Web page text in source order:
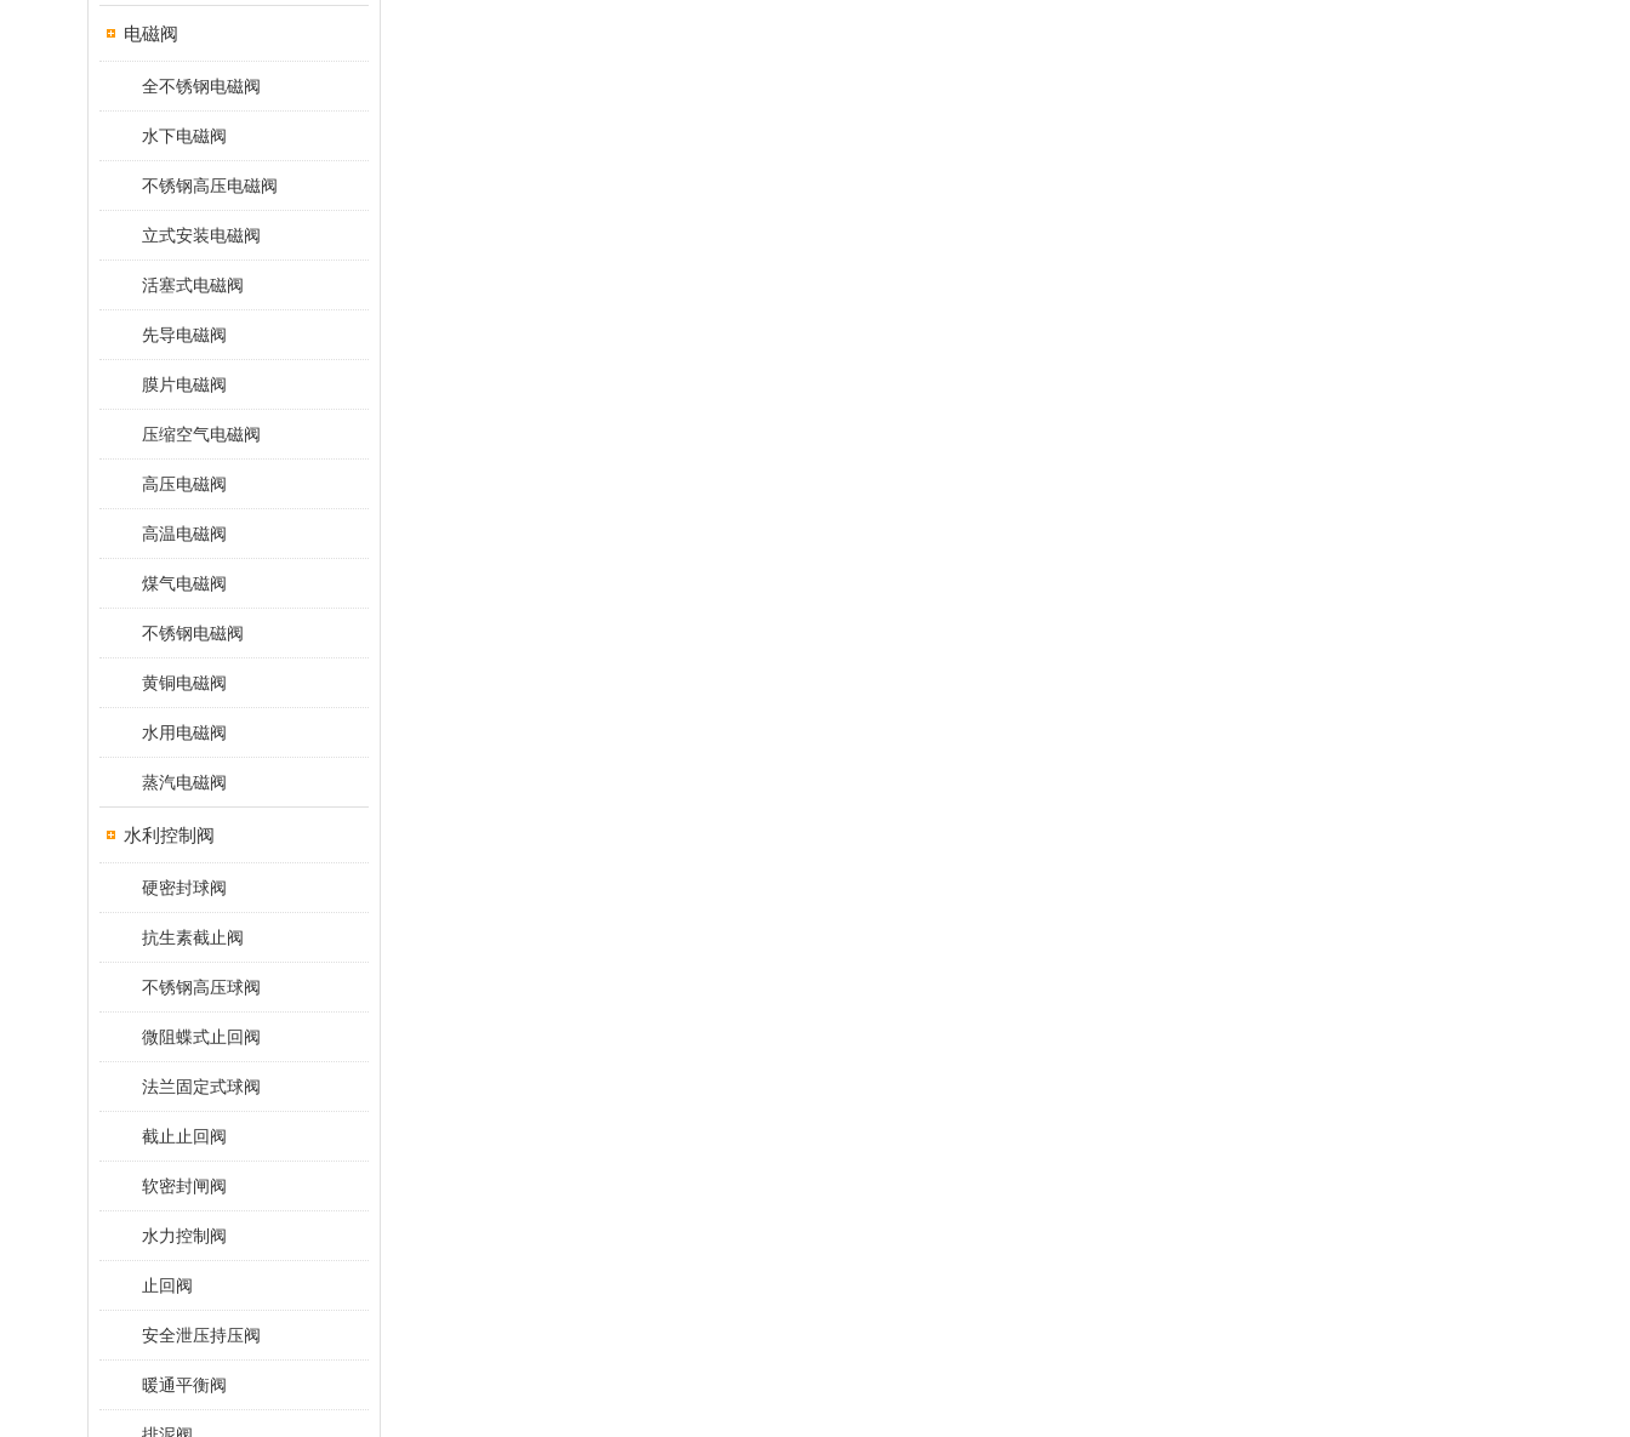
电磁阀
全不锈钢电磁阀
水下电磁阀
不锈钢高压电磁阀
立式安装电磁阀
活塞式电磁阀
先导电磁阀
膜片电磁阀
压缩空气电磁阀
高压电磁阀
高温电磁阀
煤气电磁阀
不锈钢电磁阀
黄铜电磁阀
水用电磁阀
蒸汽电磁阀
水利控制阀
硬密封球阀
抗生素截止阀
不锈钢高压球阀
微阻蝶式止回阀
法兰固定式球阀
截止止回阀
软密封闸阀
水力控制阀
止回阀
安全泄压持压阀
暖通平衡阀